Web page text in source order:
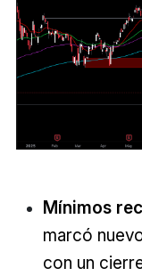
Mínimos
marcó
con un